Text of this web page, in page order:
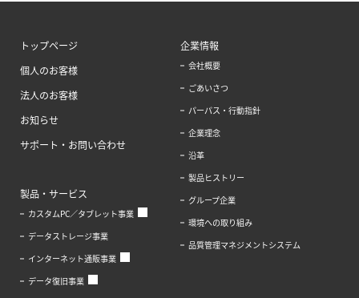
トップページ
個人のお客様
法人のお客様
お知らせ
サポート・お問い合わせ
製品・サービス
カスタムPC／タブレット事業
データストレージ事業
インターネット通販事業
データ復旧事業
企業情報
会社概要
ごあいさつ
パーパス・行動指針
企業理念
沿革
製品ヒストリー
グループ企業
環境への取り組み
品質管理マネジメントシステム